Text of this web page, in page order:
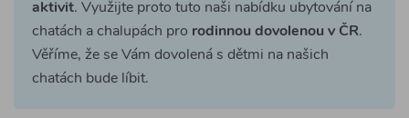
aktivit. Využijte proto tuto naši nabídku ubytování na
chatách a chalupách pro rodinnou dovolenou v ČR.
Věříme, že se Vám dovolená s dětmi na našich
chatách bude líbit.